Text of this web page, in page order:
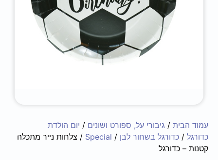
עמוד הבית / גיבורי על, ספורט ושונים / יום הולדת
כדורגל / כדורגל בשחור לבן /
Special / צלחות נייר מתכלה
קטנות – כדורגל